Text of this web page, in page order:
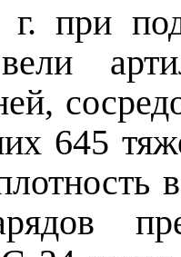
при
645